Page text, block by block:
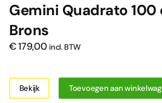
Gemini Quadrato 100
Brons
€179,00 incl. BTW
Bekijk Toevoegen aan